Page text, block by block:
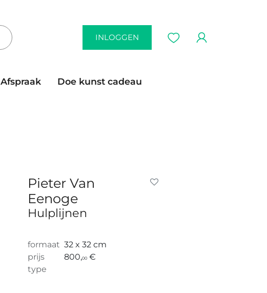
INLOGGEN
Afspraak
Doe kunst cadeau
Pieter Van
Eenoge
Hulplijnen
formaat 32 x 32 cm
prijs
800,00 €
type